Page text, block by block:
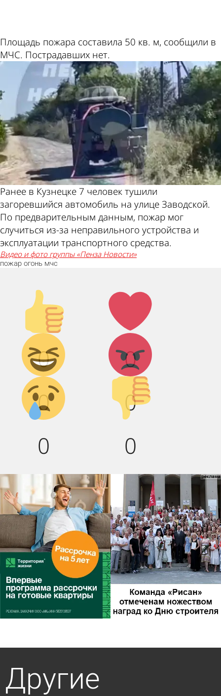
Площадь пожара составила 50 кв. м, сообщили в
МЧС. Пострадавших нет.
Ранее в Кузнецке 7 человек тушили
загоревшийся автомобиль на улице Заводской.
По предварительным данным, пожар мог
случиться из-за неправильного устройства и
эксплуатации транспортного средства.
видео и фото группы «Пенза Новости»
пожар огонь мчс
Палец
вверх!
0
Лайк!
0
Дикий
смех!
0
Агрессия!
0
Грусть :(
0
Палец
вниз!
0
Другие